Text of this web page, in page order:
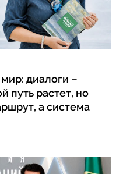
диалоги –
путь растет, но
а система